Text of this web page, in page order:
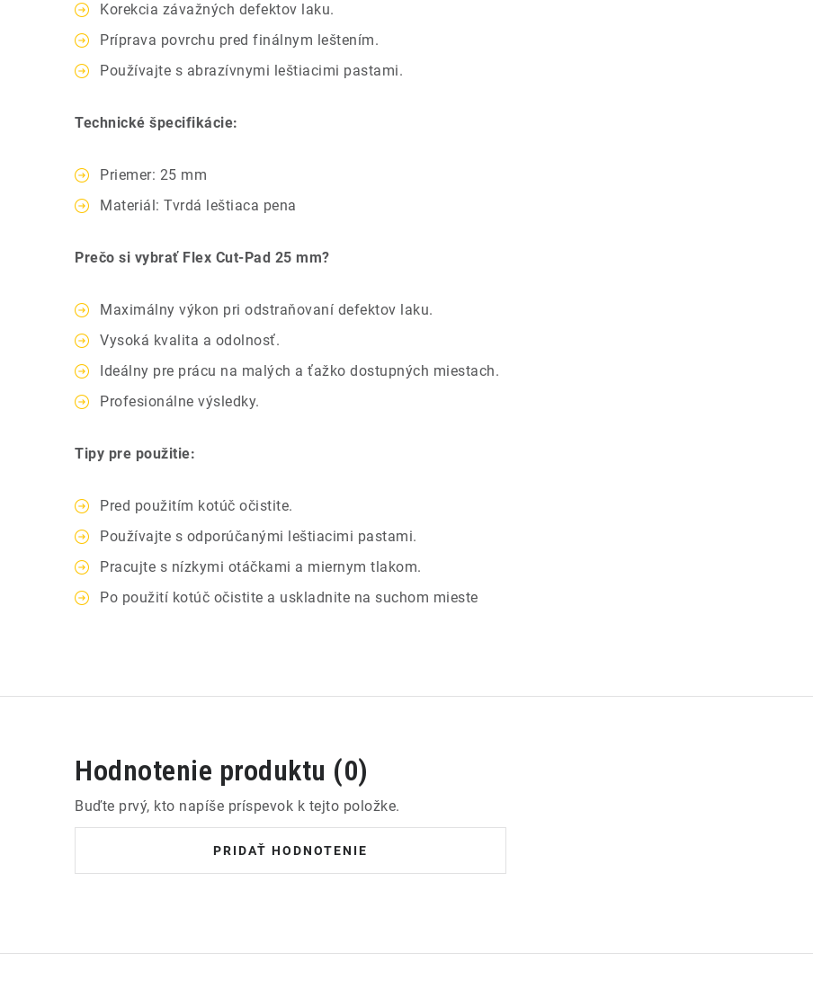
Korekcia závažných defektov laku.
Príprava povrchu pred finálnym leštením.
Používajte s abrazívnymi leštiacimi pastami.
Technické špecifikácie:
Priemer: 25 mm
Materiál: Tvrdá leštiaca pena
Prečo si vybrať Flex Cut-Pad 25 mm?
Maximálny výkon pri odstraňovaní defektov laku.
Vysoká kvalita a odolnosť.
Ideálny pre prácu na malých a ťažko dostupných miestach.
Profesionálne výsledky.
Tipy pre použitie:
Pred použitím kotúč očistite.
Používajte s odporúčanými leštiacimi pastami.
Pracujte s nízkymi otáčkami a miernym tlakom.
Po použití kotúč očistite a uskladnite na suchom mieste
Hodnotenie produktu (0)
Buďte prvý, kto napíše príspevok k tejto položke.
PRIDAŤ HODNOTENIE